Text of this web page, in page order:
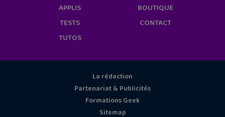
APPLIS
TESTS
TUTOS
BOUTIQUE
CONTACT
La rédaction
Partenariat & Publicités
Formations Geek
Sitemap